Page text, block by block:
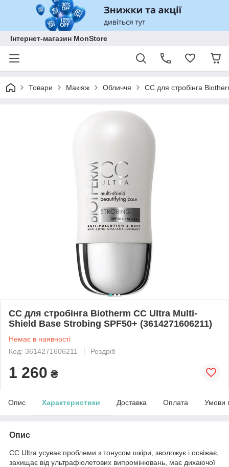
Інтернет-магазин MonStore
Товари Макіяж Обличчя СС для стробінга
СС для стробінга Biotherm CC Ultra Multi-
Shield Base Strobing SPF50+ (3614271606211)
Немає в наявності
Код: 3614271606211
Роздріб
1 260 ₴
Опис Характеристики Доставка Оплата Умови
Опис
CC Ultra усуває проблеми з тонусом шкіри, зволожує і освіжає,
захищає від ультрафіолетових випромінювань, має дихаючої